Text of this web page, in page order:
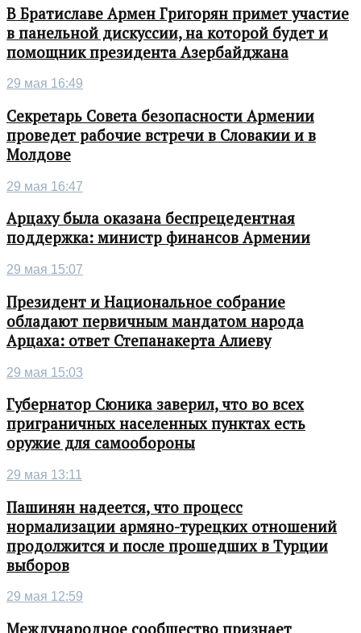
В Братиславе Армен Григорян примет участие
в панельной дискуссии, на которой будет и
помощник президента Азербайджана
29 мая 16:49
Секретарь Совета безопасности Армении
проведет рабочие встречи в Словакии и в
Молдове
29 мая 16:47
Арцаху была оказана беспрецедентная
поддержка: министр финансов Армении
29 мая 15:07
Президент и Национальное собрание
обладают первичным мандатом народа
Арцаха: ответ Степанакерта Алиеву
29 мая 15:03
Губернатор Сюника заверил, что во всех
приграничных населенных пунктах есть
оружие для самообороны
29 мая 13:11
Пашинян надеется, что процесс
нормализации армяно-турецких отношений
продолжится и после прошедших в Турции
выборов
29 мая 12:59
Международное сообщество признает